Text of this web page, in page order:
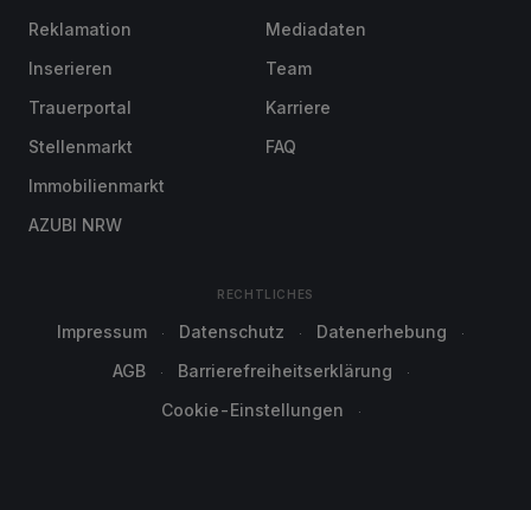
Reklamation
Inserieren
Trauerportal
Stellenmarkt
Immobilienmarkt
AZUBI NRW
Mediadaten
Team
Karriere
FAQ
RECHTLICHES
Impressum Datenschutz
Datenerhebung
AGB
Barrierefreiheitserklärung
Cookie-Einstellungen